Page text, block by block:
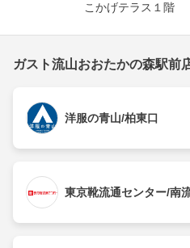
こかげテラス１階
ガスト流山おおたかの森駅前
洋服の青山/柏東口
東京靴流通センター/南